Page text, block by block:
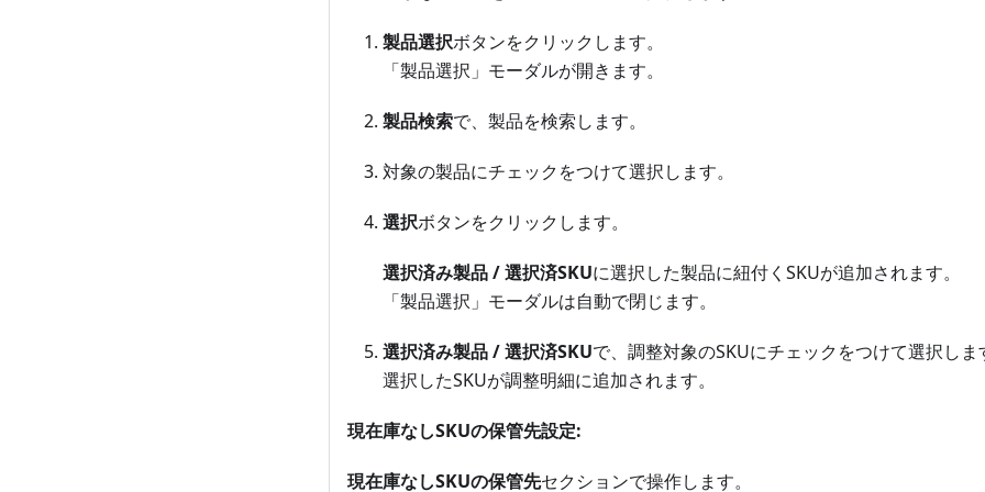
製品選択ボタンをクリックします。
「製品選択」モーダルが開きます。
製品検索で、製品を検索します。
対象の製品にチェックをつけて選択します。
選択ボタンをクリックします。
選択済み製品 / 選択済SKUに選択した製品に紐付くSKUが追加されます。
「製品選択」モーダルは自動で閉じます。
選択済み製品 / 選択済SKUで、調整対象のSKUにチェックをつけて選択しま
選択したSKUが調整明細に追加されます。
現在庫なしSKUの保管先設定:
現在庫なしSKUの保管先セクションで操作します。